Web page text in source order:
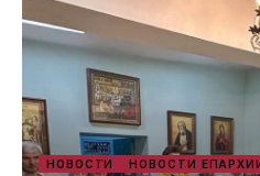
НОВОСТИ НОВОСТИ